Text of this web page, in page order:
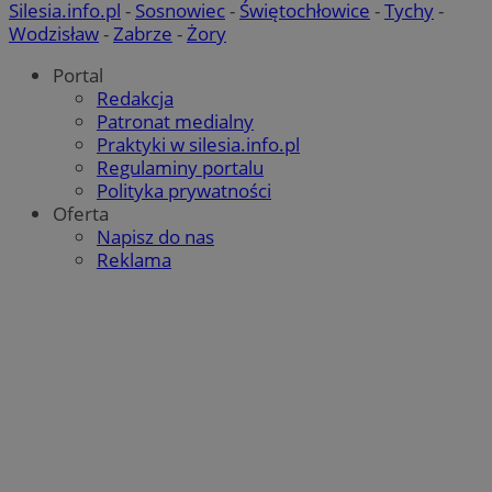
Silesia.info.pl - Sosnowiec- Świętochłowice -Tychy-
Wodzisław-Zabrze -Żory
Portal
Redakcja
Patronat medialny
Praktyki w silesia.info.pl
Regulaminy portalu
Polityka prywatności
Oferta
Napisz do nas
Reklama